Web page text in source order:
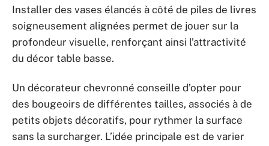
Installer des vases élancés à côté de piles de livres
soigneusement alignées permet de jouer sur la
profondeur visuelle, renforçant ainsi l’attractivité
du décor table basse.
Un décorateur chevronné conseille d’opter pour
des bougeoirs de différentes tailles, associés à de
petits objets décoratifs, pour rythmer la surface
sans la surcharger. L’idée principale est de varier